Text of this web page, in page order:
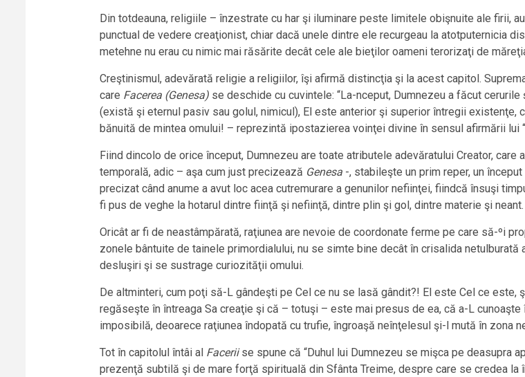
Din totdeauna, religiile – înzestrate cu har şi iluminare peste limitele obişnuite ale firii,
punctual de vedere creaţionist, chiar dacă unele dintre ele recurgeau la atotputernicia
metehne nu erau cu nimic mai răsărite decât cele ale bieţilor oameni terorizaţi de
Creştinismul, adevărată religie a religiilor, îşi afirmă distincţia şi la acest capitol.
care Facerea (Genesa)se deschide cu cuvintele: “La-nceput, Dumnezeu a făcut
(există şi eternul pasiv sau golul, nimicul), El este anterior şi superior întregii
bănuită de mintea omului! – reprezintă ipostazierea voinţei divine în sensul afirmării lui
Fiind dincolo de orice început, Dumnezeu are toate atributele adevăratului Creator,
temporală, adic – aşa cum just precizează Genesa-, stabileşte un prim reper, un
precizat când anume a avut loc acea cutremurare a genunilor nefiinţei, fiindcă însuşi
fi pus de veghe la hotarul dintre fiinţă şi nefiinţă, dintre plin şi gol, dintre materie şi neant.
Oricât ar fi de neastâmpărată, raţiunea are nevoie de coordonate ferme pe care să-ºi
zonele bântuite de tainele primordialului, nu se simte bine decât în crisalida
desluşiri şi se sustrage curiozităţii omului.
De altminteri, cum poţi să-L gândeşti pe Cel ce nu se lasă gândit?! El este Cel ce
regăseşte în întreaga Sa creaţie şi că – totuşi – este mai presus de ea, că a-L
imposibilă, deoarece raţiunea îndopată cu trufie, îngroaşă neînţelesul şi-l mută în zona
Tot în capitolul întâi al Faceriise spune că “Duhul lui Dumnezeu se mişca pe deasupra
prezenţă subtilă şi de mare forţă spirituală din Sfânta Treime, despre care se credea